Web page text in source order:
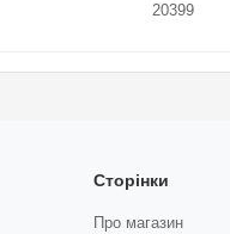
20399
Сторінки
Про магазин